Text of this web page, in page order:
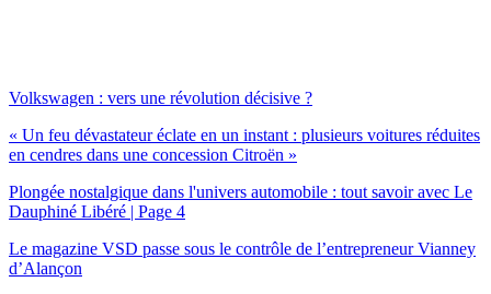
Volkswagen : vers une révolution décisive ?
« Un feu dévastateur éclate en un instant : plusieurs voitures réduites
en cendres dans une concession Citroën »
Plongée nostalgique dans l'univers automobile : tout savoir avec Le
Dauphiné Libéré | Page 4
Le magazine VSD passe sous le contrôle de l’entrepreneur Vianney
d’Alançon